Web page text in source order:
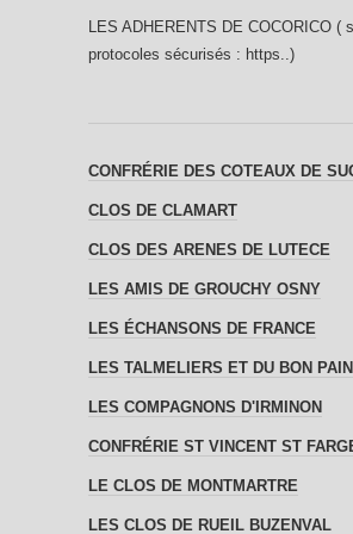
LES ADHERENTS DE COCORICO (
protocoles sécurisés : https..)
CONFRÉRIE DES COTEAUX DE
CLOS DE CLAMART
CLOS DES ARENES DE LUTECE
LES AMIS DE GROUCHY OSNY
LES ÉCHANSONS DE FRANCE
LES TALMELIERS ET DU BON
LES COMPAGNONS D'IRMINON
CONFRÉRIE ST VINCENT ST
LE CLOS DE MONTMARTRE
LES CLOS DE RUEIL BUZENVAL